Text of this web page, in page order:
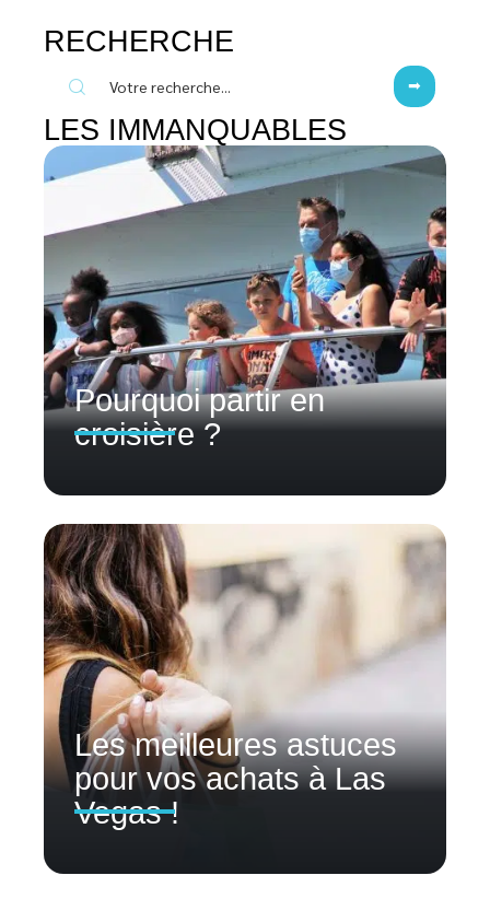
RECHERCHE
LES IMMANQUABLES
Pourquoi partir en
croisière ?
Les meilleures astuces
pour vos achats à Las
Vegas !